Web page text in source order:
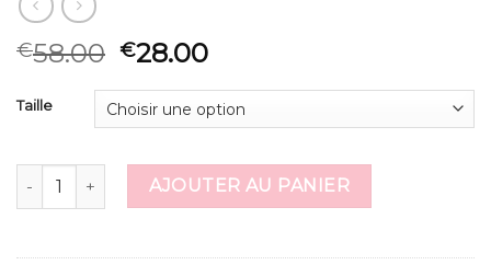
€58.00 €28.00
Taille
quantité de veste cp company
AJOUTER AU PANIER